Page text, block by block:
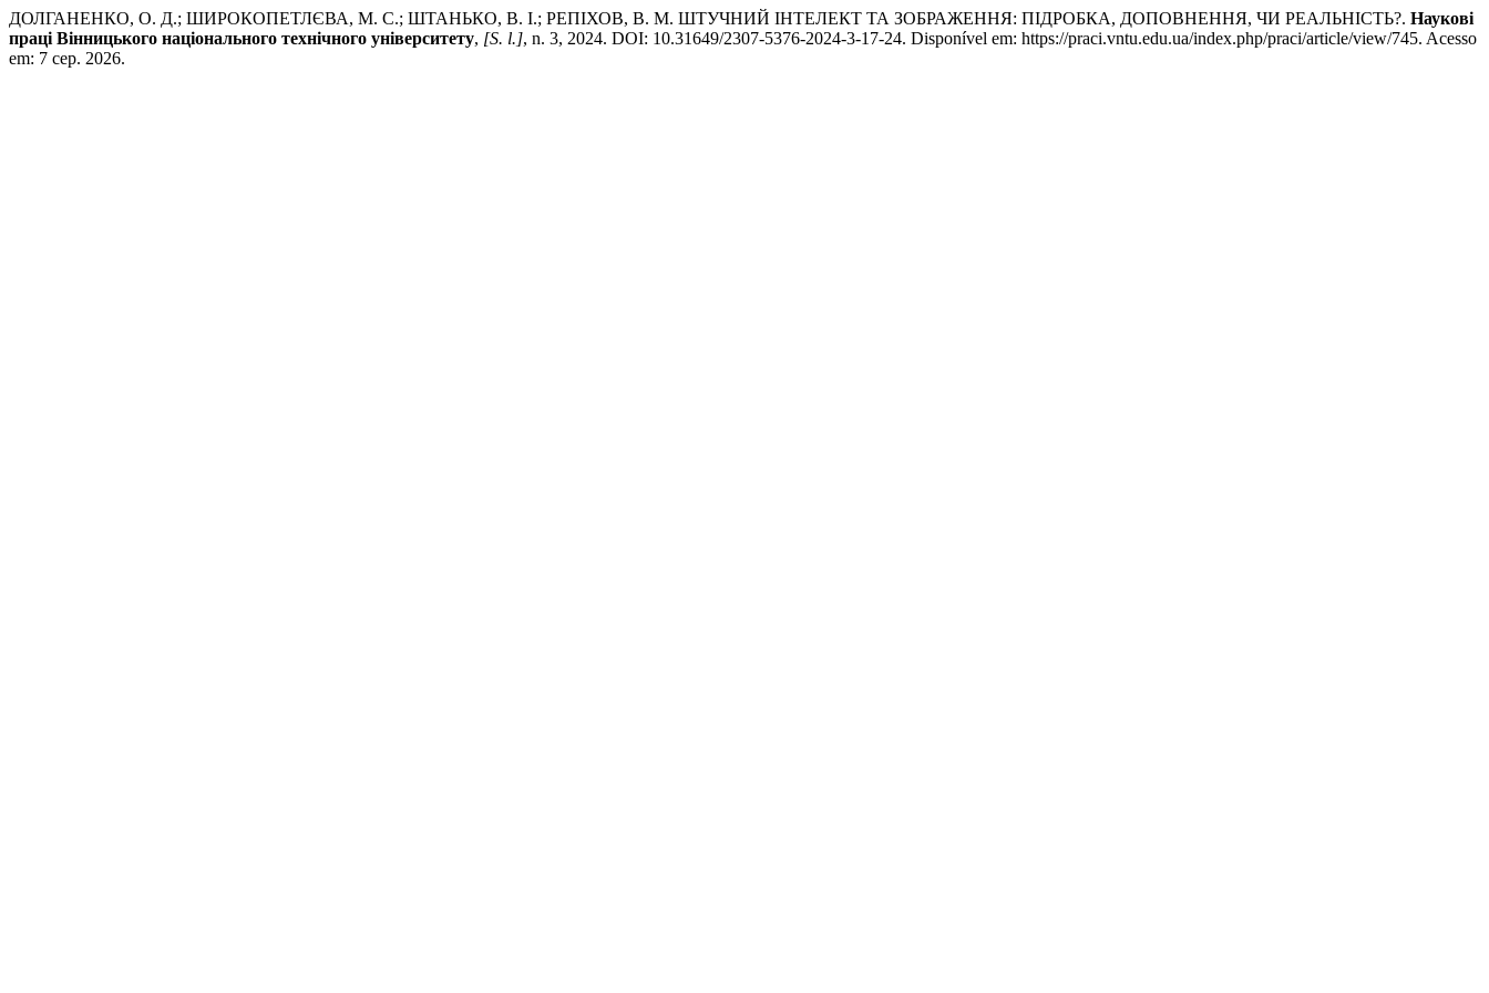
ДОЛГАНЕНКО, О. Д.; ШИРОКОПЕТЛЄВА, М. С.; ШТАНЬКО, В. І.; РЕПІХОВ, В. М. ШТУЧНИЙ ІНТЕЛЕКТ ТА ЗОБРАЖЕННЯ: ПІДРОБКА, ДОПОВНЕННЯ, ЧИ РЕАЛЬНІСТЬ?. Наукові
праці Вінницького національного технічного університету, [S. l.], n. 3, 2024. DOI: 10.31649/2307-5376-2024-3-17-24. Disponível em: https://praci.vntu.edu.ua/index.php/praci/article/view/745. Acesso
em: 7 сер. 2026.